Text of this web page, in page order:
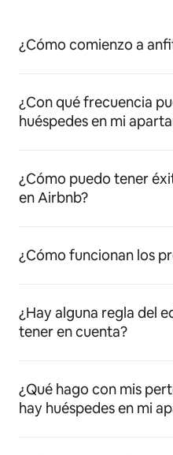
¿Cómo comienzo a
¿Con qué frecuencia
huéspedes en mi
¿Cómo puedo tener
en Airbnb?
¿Cómo funcionan los
¿Hay alguna regla del
tener en cuenta?
¿Qué hago con mis
hay huéspedes en mi